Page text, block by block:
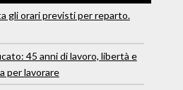
gli orari previsti per reparto.
45 anni di lavoro, libertà e
per lavorare